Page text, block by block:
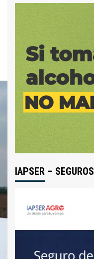
IAPSER – SEGUROS